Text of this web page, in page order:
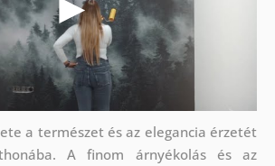
a természet és az elegancia érzetét
A finom árnyékolás és az